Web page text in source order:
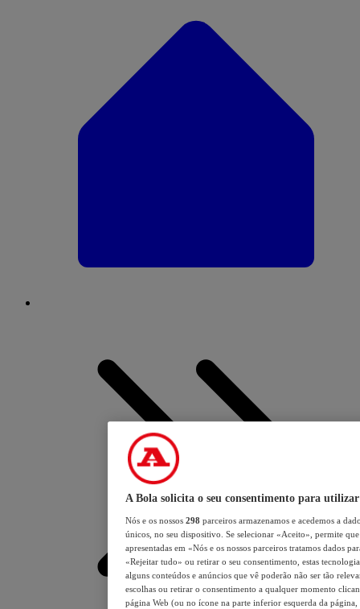
A Bola solicita o seu consentimento para utilizar
Nós e os nossos 298 parceiros armazenamos e acedemos a
únicos, no seu dispositivo. Se selecionar «Aceito», permite
apresentadas em «Nós e os nossos parceiros tratamos dados
«Rejeitar tudo» ou retirar o seu consentimento, estas
alguns conteúdos e anúncios que vê poderão não ser tão
escolhas ou retirar o consentimento a qualquer momento
página Web (ou no ícone na parte inferior esquerda da página,